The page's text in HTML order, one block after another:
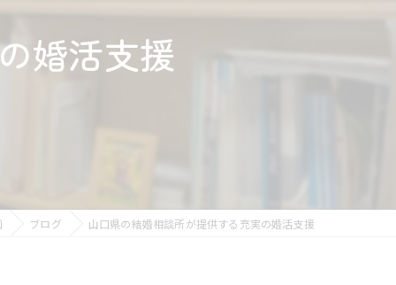
再婚
婚活支援
ブログ 山口県の結婚相談所が提供する充実の婚活支援